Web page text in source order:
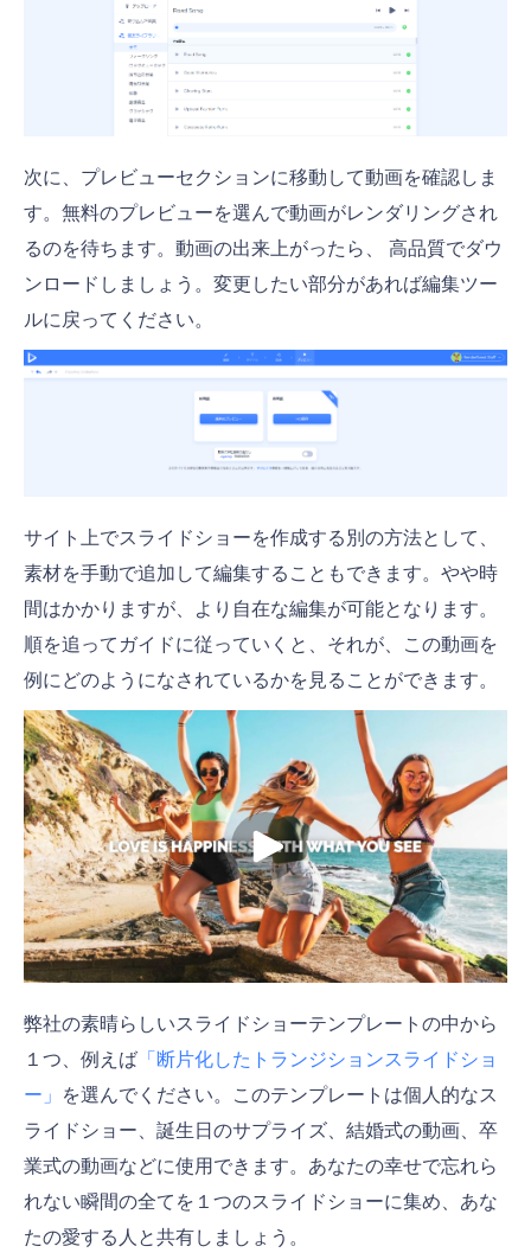
次に、プレビューセクションに移動して動画を確認しま
す。無料のプレビューを選んで動画がレンダリングされ
るのを待ちます。動画の出来上がったら、 高品質でダウ
ンロードしましょう。変更したい部分があれば編集ツー
ルに戻ってください。
サイト上でスライドショーを作成する別の方法として、
素材を手動で追加して編集することもできます。やや時
間はかかりますが、より自在な編集が可能となります。
順を追ってガイドに従っていくと、それが、この動画を
例にどのようになされているかを見ることができます。
弊社の素晴らしいスライドショーテンプレートの中から
１つ、例えば 「断片化したトランジションスライドショ
ー」 を選んでください。このテンプレートは個人的なス
ライドショー、誕生日のサプライズ、結婚式の動画、卒
業式の動画などに使用できます。あなたの幸せで忘れら
れない瞬間の全てを１つのスライドショーに集め、あな
たの愛する人と共有しましょう。